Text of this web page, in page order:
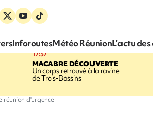
InforoutesMétéo RéunionL’actu
17:57
MACABRE DÉCOUVERTE
Un corps retrouvé à la ravine
de Trois-Bassins
réunion d'urgence